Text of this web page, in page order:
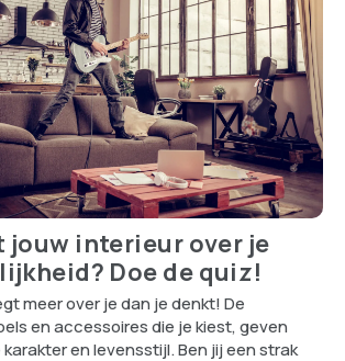
jouw interieur over je
Doe de quiz!
meer over je dan je denkt! De
en accessoires die je kiest, geven
karakter en levensstijl. Ben jij een strak